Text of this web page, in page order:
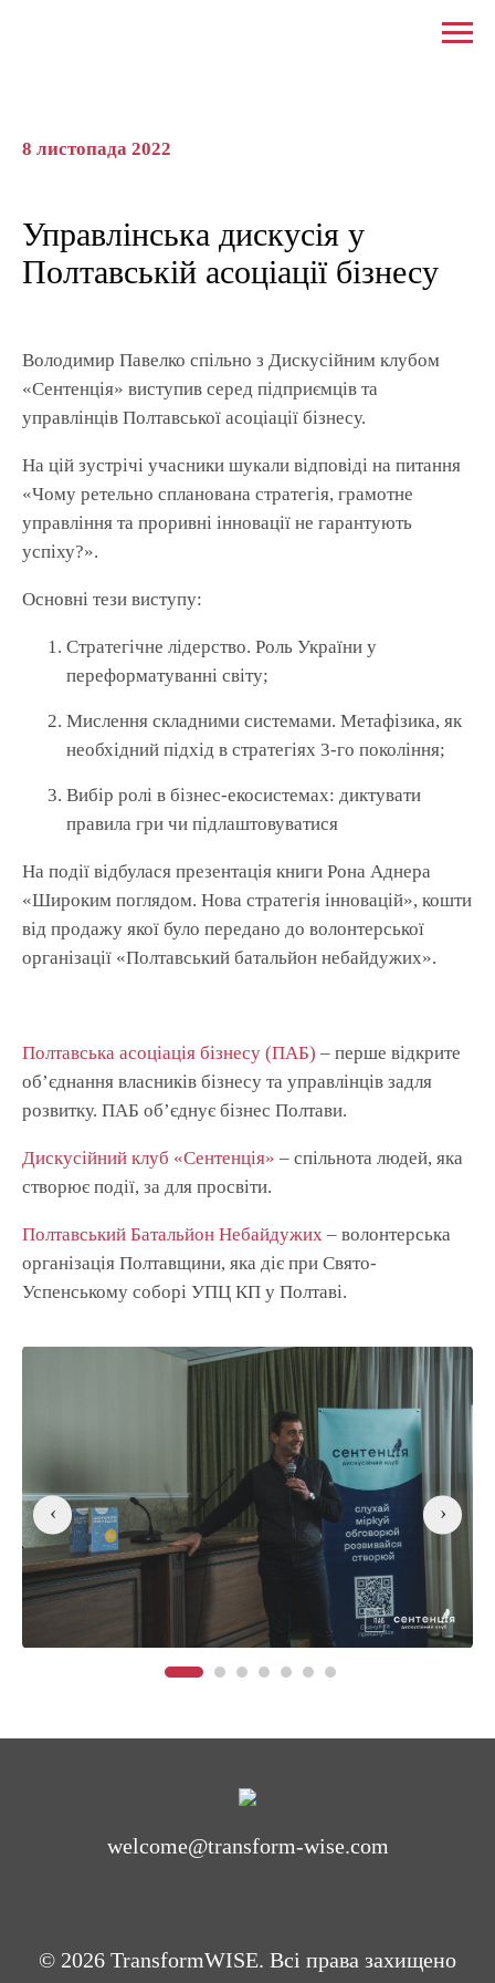
8 листопада 2022
Управлінська дискусія у
Полтавській асоціації бізнесу
Володимир Павелко спільно з Дискусійним клубом
«Сентенція» виступив серед підприємців та
управлінців Полтавської асоціації бізнесу.
На цій зустрічі учасники шукали відповіді на питання
«Чому ретельно спланована стратегія, грамотне
управління та проривні інновації не гарантують
успіху?».
Основні тези виступу:
Стратегічне лідерство. Роль України у
переформатуванні світу;
Мислення складними системами. Метафізика, як
необхідний підхід в стратегіях 3-го покоління;
Вибір ролі в бізнес-екосистемах: диктувати
правила гри чи підлаштовуватися
На події відбулася презентація книги Рона Аднера
«Широким поглядом. Нова стратегія інновацій», кошти
від продажу якої було передано до волонтерської
організації «Полтавський батальйон небайдужих».
Полтавська асоціація бізнесу (ПАБ) – перше відкрите
об’єднання власників бізнесу та управлінців задля
розвитку. ПАБ об’єднує бізнес Полтави.
Дискусійний клуб «Сентенція» – спільнота людей, яка
створює події, за для просвіти.
Полтавський Батальйон Небайдужих – волонтерська
організація Полтавщини, яка діє при Свято-
Успенському соборі УПЦ КП у Полтаві.
‹ ›
welcome@transform-wise.com
© 2026 TransformWISE. Всі права захищено